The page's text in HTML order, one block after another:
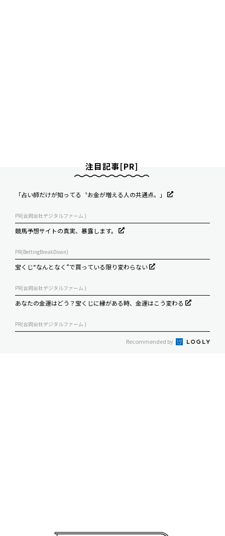
注目記事[PR]
「占い師だけが知ってる〝お金が増える人の共通点〟」
PR(合同会社デジタルファーム )
競馬予想サイトの真実、暴露します。
PR(BettingBreakDown)
宝くじ“なんとなく”で買っている限り変わらない
PR(合同会社デジタルファーム )
あなたの金運はどう？宝くじに縁がある時、金運はこう変わる
PR(合同会社デジタルファーム )
Recommended by